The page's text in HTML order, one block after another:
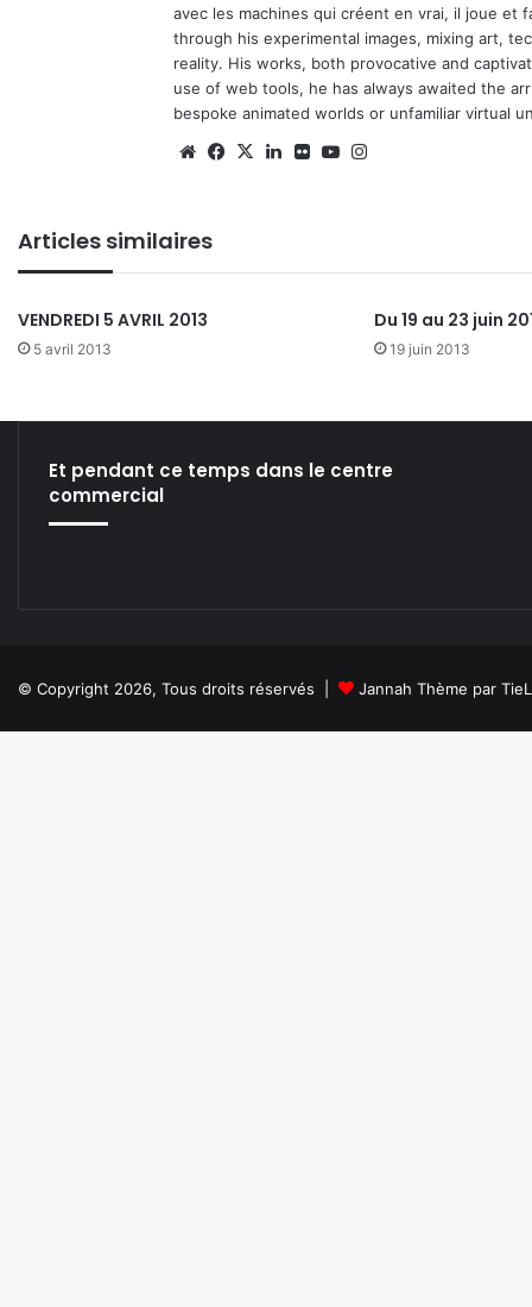
avec les machines qui créent en vrai, il joue et
through his experimental images, mixing art,
reality. His works, both provocative and
use of web tools, he has always awaited the
bespoke animated worlds or unfamiliar virtual
We Fa
X
Lin Fli Yo
Articles similaires
VENDREDI 5 AVRIL 2013
5 avril 2013
Du 19 au 23 juin
19 juin 2013
Et pendant ce temps dans le centre
commercial
© Copyright 2026, Tous droits réservés | Jannah Thème par